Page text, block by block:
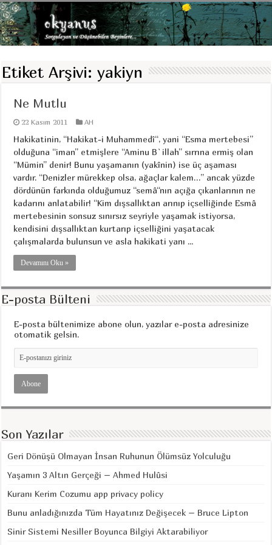
Etiket Arşivi:yakiyn
Ne Mutlu
22 Kasım 2011 AH
Hakikatinin, “Hakikat-i Muhammedî“, yani “Esma mertebesi”
olduğuna “iman” etmişlere “Aminu B`illah” sırrına ermiş olan
“Mümin” denir! Bunu yaşamanın (yakînin) ise üç aşaması
vardır. “Denizler mürekkep olsa, ağaçlar kalem…” ancak yüzde
dördünün farkında olduğumuz “semâ“nın açığa çıkanlarının ne
kadarını anlatabilir! “Kim dışsallıktan arınıp içselliğinde Esmâ
mertebesinin sonsuz sınırsız seyriyle yaşamak istiyorsa,
kendisini dışsallıktan kurtarıp içselliğini yaşatacak
çalışmalarda bulunsun ve asla hakikati yanı ...
Devamını Oku »
E-posta Bülteni
E-posta bültenimize abone olun, yazılar e-posta adresinize
otomatik gelsin.
Son Yazılar
Geri Dönüşü Olmayan İnsan Ruhunun Ölümsüz Yolculuğu
Yaşamın 3 Altın Gerçeği – Ahmed Hulûsi
Kuranı Kerim Cozumu app privacy policy
Bunu anladığınızda Tüm Hayatınız Değişecek – Bruce Lipton
Sinir Sistemi Nesiller Boyunca Bilgiyi Aktarabiliyor